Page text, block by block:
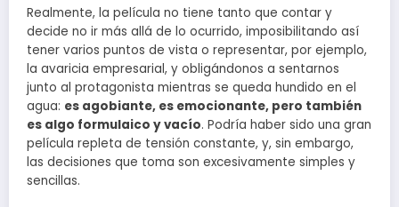
Realmente, la película no tiene tanto que contar y
decide no ir más allá de lo ocurrido, imposibilitando así
tener varios puntos de vista o representar, por ejemplo,
la avaricia empresarial, y obligándonos a sentarnos
junto al protagonista mientras se queda hundido en el
agua: es agobiante, es emocionante, pero también
es algo formulaico y vacío. Podría haber sido una gran
película repleta de tensión constante, y, sin embargo,
las decisiones que toma son excesivamente simples y
sencillas.